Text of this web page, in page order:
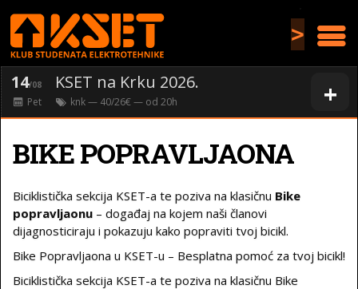
>
+
14/08 KSET na Krku 2026.
Pet knk— 40/26€ — od 20h
BIKE POPRAVLJAONA
Biciklistička sekcija KSET-a te poziva na klasičnu Bike
popravljaonu – događaj na kojem naši članovi
dijagnosticiraju i pokazuju kako popraviti tvoj bicikl.
Bike Popravljaona u KSET-u – Besplatna pomoć za tvoj bicikl!
Biciklistička sekcija KSET-a te poziva na klasičnu Bike